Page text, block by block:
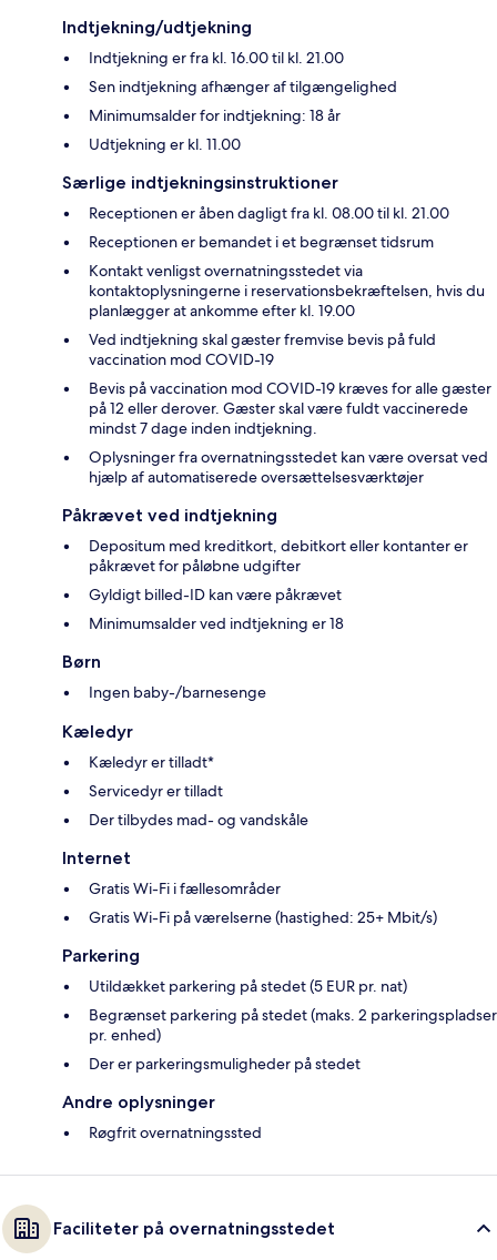
Indtjekning/udtjekning
Indtjekning er fra kl. 16.00 til kl. 21.00
Sen indtjekning afhænger af tilgængelighed
Minimumsalder for indtjekning: 18 år
Udtjekning er kl. 11.00
Særlige indtjekningsinstruktioner
Receptionen er åben dagligt fra kl. 08.00 til kl. 21.00
Receptionen er bemandet i et begrænset tidsrum
Kontakt venligst overnatningsstedet via
kontaktoplysningerne i reservationsbekræftelsen, hvis du
planlægger at ankomme efter kl. 19.00
Ved indtjekning skal gæster fremvise bevis på fuld
vaccination mod COVID-19
Bevis på vaccination mod COVID-19 kræves for alle gæster
på 12 eller derover. Gæster skal være fuldt vaccinerede
mindst 7 dage inden indtjekning.
Oplysninger fra overnatningsstedet kan være oversat ved
hjælp af automatiserede oversættelsesværktøjer
Påkrævet ved indtjekning
Depositum med kreditkort, debitkort eller kontanter er
påkrævet for påløbne udgifter
Gyldigt billed-ID kan være påkrævet
Minimumsalder ved indtjekning er 18
Børn
Ingen baby-/barnesenge
Kæledyr
Kæledyr er tilladt*
Servicedyr er tilladt
Der tilbydes mad- og vandskåle
Internet
Gratis Wi-Fi i fællesområder
Gratis Wi-Fi på værelserne (hastighed: 25+ Mbit/s)
Parkering
Utildækket parkering på stedet (5 EUR pr. nat)
Begrænset parkering på stedet (maks. 2 parkeringspladser
pr. enhed)
Der er parkeringsmuligheder på stedet
Andre oplysninger
Røgfrit overnatningssted
Faciliteter på overnatningsstedet